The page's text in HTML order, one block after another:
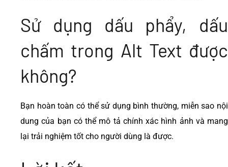
Sử dụng dấu phẩy, dấu
chấm trong Alt Text được
không?
Bạn hoàn toàn có thể sử dụng bình thường, miễn sao nội
dung của bạn có thể mô tả chính xác hình ảnh và mang
lại trải nghiệm tốt cho người dùng là được.